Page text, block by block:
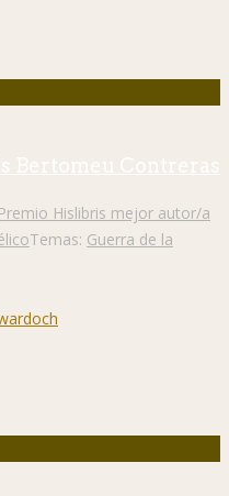
Bertomeu Contreras
Premio Hislibris mejor autor/a
Temas: Guerra de la